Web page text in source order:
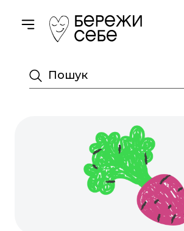
Toggle navigation
Пошук